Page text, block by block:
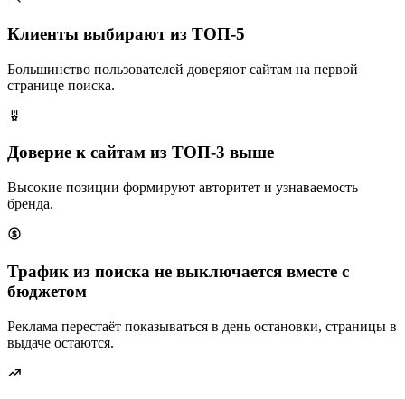
Клиенты выбирают из ТОП-5
Большинство пользователей доверяют сайтам на первой
странице поиска.
Доверие к сайтам из ТОП-3 выше
Высокие позиции формируют авторитет и узнаваемость
бренда.
Трафик из поиска не выключается вместе с
бюджетом
Реклама перестаёт показываться в день остановки, страницы в
выдаче остаются.